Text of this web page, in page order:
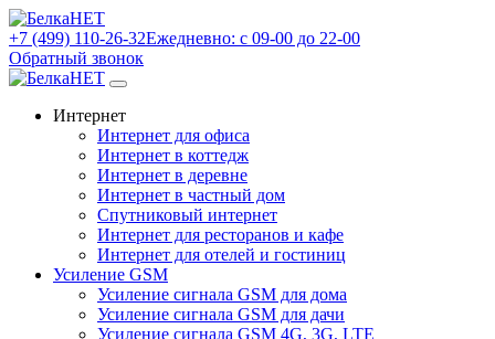
+7 (499) 110-26-32Ежедневно: с 09-00 до 22-00
Обратный звонок
Интернет
Интернет для офиса
Интернет в коттедж
Интернет в деревне
Интернет в частный дом
Спутниковый интернет
Интернет для ресторанов и кафе
Интернет для отелей и гостиниц
Усиление GSM
Усиление сигнала GSM для дома
Усиление сигнала GSM для дачи
Усиление сигнала GSM 4G, 3G, LTE